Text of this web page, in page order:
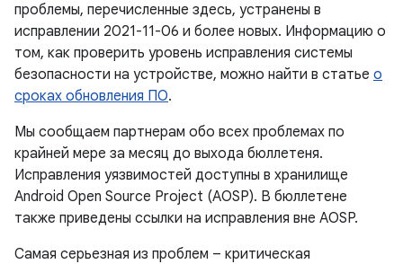
проблемы, перечисленные здесь, устранены в
исправлении 2021-11-06 и более новых. Информацию о
том, как проверить уровень исправления системы
безопасности на устройстве, можно найти в статье о
сроках обновления ПО.
Мы сообщаем партнерам обо всех проблемах по
крайней мере за месяц до выхода бюллетеня.
Исправления уязвимостей доступны в хранилище
Android Open Source Project (AOSP). В бюллетене
также приведены ссылки на исправления вне AOSP.
Самая серьезная из проблем – критическая